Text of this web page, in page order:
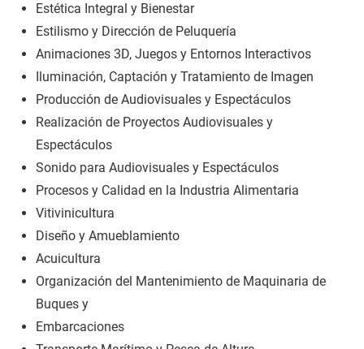
Estética Integral y Bienestar
Estilismo y Dirección de Peluquería
Animaciones 3D, Juegos y Entornos Interactivos
Iluminación, Captación y Tratamiento de Imagen
Producción de Audiovisuales y Espectáculos
Realización de Proyectos Audiovisuales y
Espectáculos
Sonido para Audiovisuales y Espectáculos
Procesos y Calidad en la Industria Alimentaria
Vitivinicultura
Diseño y Amueblamiento
Acuicultura
Organización del Mantenimiento de Maquinaria de
Buques y
Embarcaciones